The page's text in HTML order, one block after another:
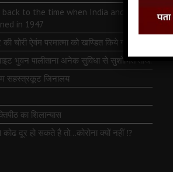
to the time when India and
in 1947
चोरी ऐवंम परमात्मा को खण्डित किये गये
भुवन पालीताना अनेक सुविधा से सुशोभित तीर्थ.
सहस्त्रकूट जिनालय
का शिलान्यास
दूर हो सकते है तो…कोरोना क्यों नहीं ⁉️